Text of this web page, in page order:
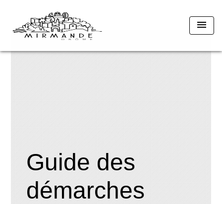
menu
Guide des
démarches